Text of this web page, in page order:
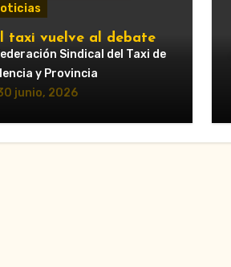
taxi vuelve al debate
Compromís pide
de
que respalde al
la regulación de las
Sindical del Taxi de
y Provincia
junio, 2026